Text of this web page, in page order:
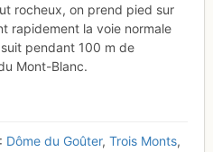
rocheux, on prend pied sur
rapidement la voie normale
pendant 100 m de
Mont-Blanc.
Dôme du Goûter, Trois Monts,